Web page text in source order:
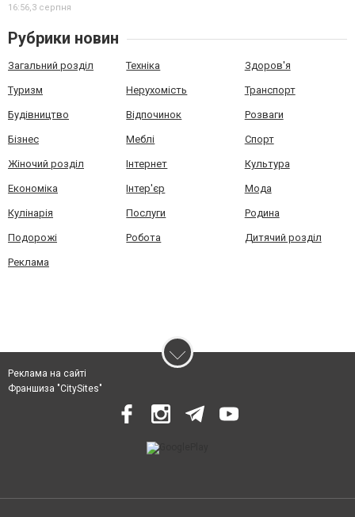
16:56,3 серпня
Рубрики новин
Загальний розділ Техніка Здоров'я
Туризм Нерухомість Транспорт
Будівництво Відпочинок Розваги
Бізнес Меблі Спорт
Жіночий розділ Інтернет Культура
Економіка Інтер'єр Мода
Кулінарія Послуги Родина
Подорожі Робота Дитячий розділ
Реклама
Реклама на сайті
Франшиза "CitySites"